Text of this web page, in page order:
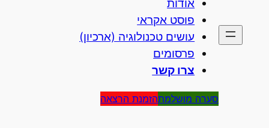
אודות
פוסט אקראי
עושים טכנולוגיה (ארכיון)
פרסומים
צרו קשר
סערה מושלמתהזמנת הרצאה